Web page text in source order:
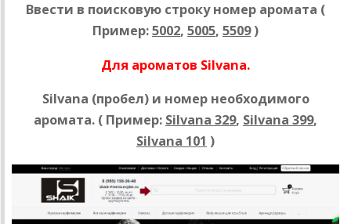
Ввести в поисковую строку номер аромата (
Пример:5002, 5005, 5509)
Для ароматов Silvana.
Silvana (пробел) и номер необходимого
аромата. ( Пример: Silvana 329, Silvana 399,
Silvana 101 )